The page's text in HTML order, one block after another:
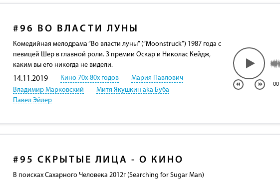
#96 ВО ВЛАСТИ ЛУНЫ
Комедийная мелодрама “Во власти луны” (“Moonstruck”) 1987 года с
певицей Шер в главной роли. 3 премии Оскар и Николас Кейдж,
каким вы его никогда не видели.
14.11.2019 Кино 70х-80х годов
Мария Павлович
Владимир Марковский
Митя Якушкин aka Буба
Павел Эйлер
00
#95 СКРЫТЫЕ ЛИЦА - О КИНО
В поисках Сахарного Человека 2012г (Searching for Sugar Man)